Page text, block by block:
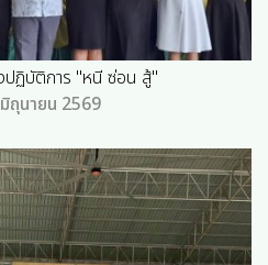
ปฏิบัติการ "หนี ซ่อน สู้"
ถุนายน 2569